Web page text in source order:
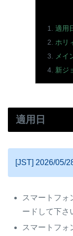
適用
ホリ
メイ
新ジ
適用日
[JST] 2026/05/
スマートフォ
ードして下さ
スマートフォ